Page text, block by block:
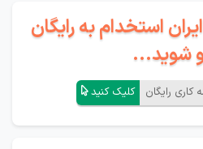
استخدام به رایگان
شوید...
رایگان کلیک کنید